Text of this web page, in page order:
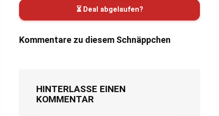
⏳ Deal abgelaufen?
Kommentare zu diesem Schnäppchen
HINTERLASSE EINEN
KOMMENTAR